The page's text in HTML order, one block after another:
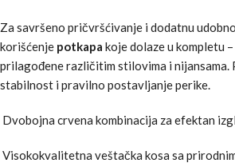
Za savršeno pričvršćivanje i dodatnu
korišćenje potkapa koje dolaze u kompletu
prilagođene različitim stilovima i nijansama.
stabilnost i pravilno postavljanje perike.
Dvobojna crvena kombinacija za efektan
Visokokvalitetna veštačka kosa sa